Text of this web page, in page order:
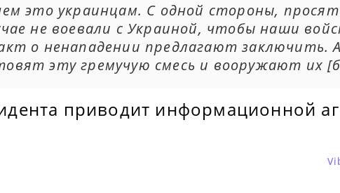
это украинцам. С одной стороны,
не воевали с Украиной, чтобы наши
о ненападении предлагают заключить.
эту гремучую смесь и вооружают их
приводит информационной